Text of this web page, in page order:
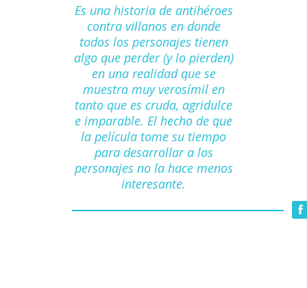
Es una historia de antihéroes
contra villanos en donde
todos los personajes tienen
algo que perder (y lo pierden)
en una realidad que se
muestra muy verosímil en
tanto que es cruda, agridulce
e imparable. El hecho de que
la película tome su tiempo
para desarrollar a los
personajes no la hace menos
interesante.